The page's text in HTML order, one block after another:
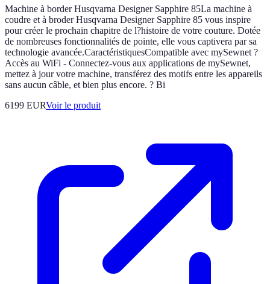
Machine à border Husqvarna Designer Sapphire 85La machine à
coudre et à broder Husqvarna Designer Sapphire 85 vous inspire
pour créer le prochain chapitre de l?histoire de votre couture. Dotée
de nombreuses fonctionnalités de pointe, elle vous captivera par sa
technologie avancée.CaractéristiquesCompatible avec mySewnet ?
Accès au WiFi - Connectez-vous aux applications de mySewnet,
mettez à jour votre machine, transférez des motifs entre les appareils
sans aucun câble, et bien plus encore. ? Bi
6199 EURVoir le produit